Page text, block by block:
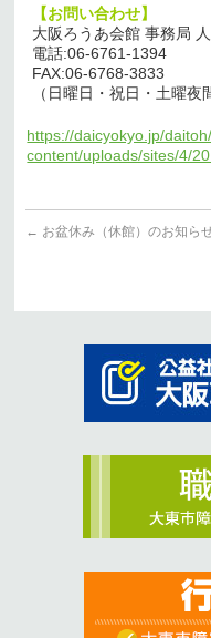
【お問い合わせ】
大阪ろうあ会館 事務局
電話:06-6761-1394
FAX:06-6768-3833
（日曜日・祝日・土曜夜
https://daicyokyo.jp/
content/uploads/sites/4/
← お盆休み（休館）のお知ら